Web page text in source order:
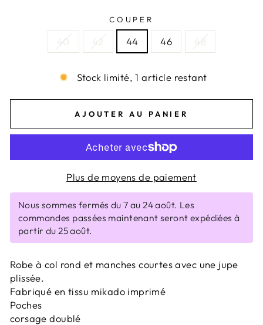
COUPER
40 42 44 46 48
Stock limité, 1 article restant
AJOUTER AU PANIER
Plus de moyens de paiement
Nous sommes fermés du 7 au 24 août. Les
commandes passées maintenant seront expédiées à
partir du 25 août.
Robe à col rond et manches courtes avec une jupe
plissée.
Fabriqué en tissu mikado imprimé
Poches
corsage doublé